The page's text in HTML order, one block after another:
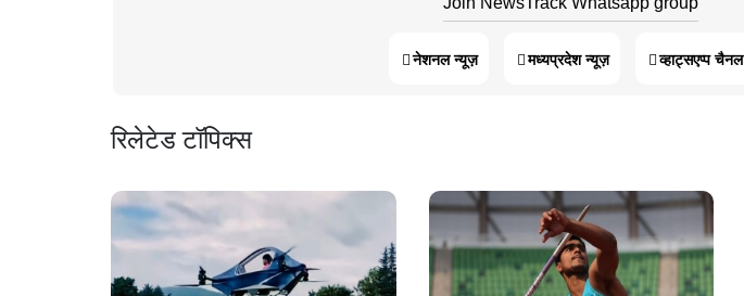
नेशनल न्यूज़ मध्यप्रदेश न्यूज़ व्हाट्सएप्प चैनल
रिलेटेड टॉपिक्स